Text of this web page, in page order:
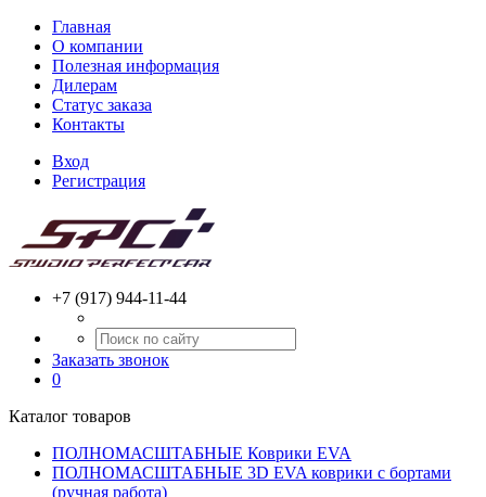
Главная
О компании
Полезная информация
Дилерам
Статус заказа
Контакты
Вход
Регистрация
+7 (917) 944-11-44
Заказать звонок
0
Каталог товаров
ПОЛНОМАСШТАБНЫЕ Коврики EVA
ПОЛНОМАСШТАБНЫЕ 3D EVA коврики с бортами
(ручная работа)